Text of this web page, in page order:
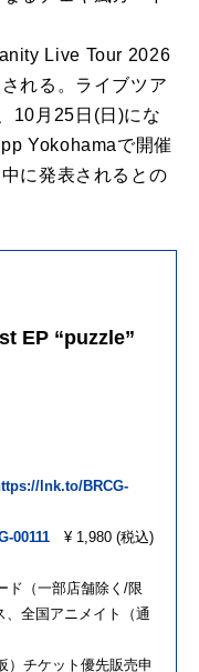
Live Tour 2026
れる。ライブツア
10月25日(日)にな
Yokohamaで開催
に発表されるとの
EP “puzzle”
lnk.to/BRCG-
00111 ¥ 1,980 (税込)
ド（一部店舗除く/限
、全国アニメイト（通
）チケット優先販売申